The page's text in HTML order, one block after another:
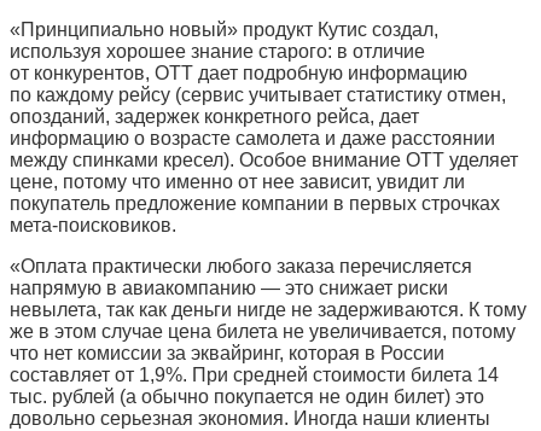
«Принципиально новый» продукт Кутис создал,
используя хорошее знание старого: в отличие
от конкурентов, OTT дает подробную информацию
по каждому рейсу (сервис учитывает статистику отмен,
опозданий, задержек конкретного рейса, дает
информацию о возрасте самолета и даже расстоянии
между спинками кресел). Особое внимание OTT уделяет
цене, потому что именно от нее зависит, увидит ли
покупатель предложение компании в первых строчках
мета-поисковиков.
«Оплата практически любого заказа перечисляется
напрямую в авиакомпанию — это снижает риски
невылета, так как деньги нигде не задерживаются. К тому
же в этом случае цена билета не увеличивается, потому
что нет комиссии за эквайринг, которая в России
составляет от 1,9%. При средней стоимости билета 14
тыс. рублей (а обычно покупается не один билет) это
довольно серьезная экономия. Иногда наши клиенты